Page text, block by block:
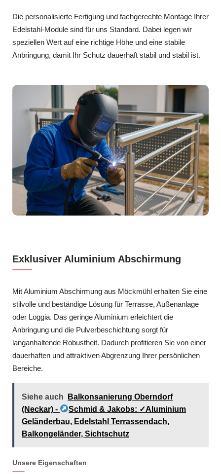
Die personalisierte Fertigung und fachgerechte Montage Ihrer
Edelstahl-Module sind für uns Standard. Dabei legen wir
speziellen Wert auf eine richtige Höhe und eine stabile
Anbringung, damit Ihr Schutz dauerhaft stabil und stabil ist.
Exklusiver Aluminium Abschirmung
Mit Aluminium Abschirmung aus Möckmühl erhalten Sie eine
stilvolle und beständige Lösung für Terrasse, Außenanlage
oder Loggia. Das geringe Aluminium erleichtert die
Anbringung und die Pulverbeschichtung sorgt für
langanhaltende Robustheit. Dadurch profitieren Sie von einer
dauerhaften und attraktiven Abgrenzung Ihrer persönlichen
Bereiche.
Siehe auch
Balkonsanierung Oberndorf
(Neckar) -
Schmid & Jakobs: ✓Aluminium
Geländerbau, Edelstahl Terrassendach,
Balkongeländer, Sichtschutz
Unsere Eigenschaften